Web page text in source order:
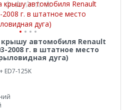
крышу автомобиля Renault
2008 г. в штатное место
дуга)
ED7-125K